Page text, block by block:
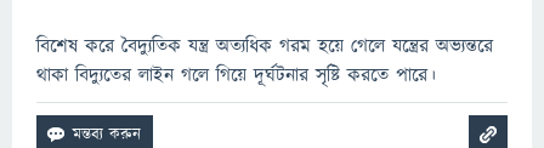
বিশেষ করে বৈদ্যুতিক যন্ত্র অত্যধিক গরম হয়ে গেলে যন্ত্রের অভ্যন্তরে
থাকা বিদ্যুতের লাইন গলে গিয়ে দূর্ঘটনার সৃষ্টি করতে পারে।